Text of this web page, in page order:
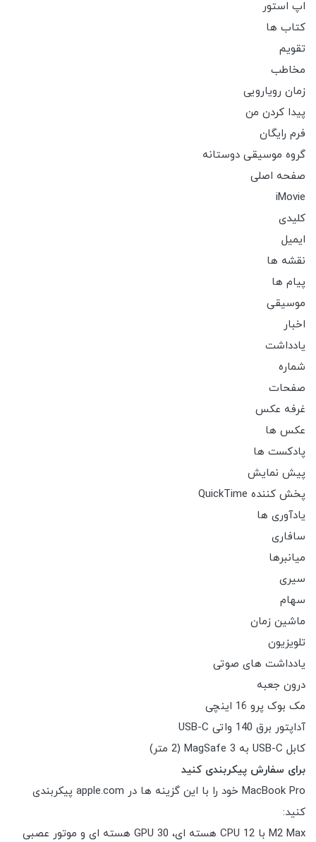
اپ استور
کتاب ها
تقویم
مخاطب
زمان رویارویی
پیدا کردن من
فرم رایگان
گروه موسیقی دوستانه
صفحه اصلی
iMovie
کلیدی
ایمیل
نقشه ها
پیام ها
موسیقی
اخبار
یادداشت
شماره
صفحات
غرفه عکس
عکس ها
پادکست ها
پیش نمایش
پخش کننده QuickTime
یادآوری ها
سافاری
میانبرها
سیری
سهام
ماشین زمان
تلویزیون
یادداشت های صوتی
درون جعبه
مک بوک پرو 16 اینچی
آداپتور برق 140 واتی USB-C
کابل USB-C به MagSafe 3 (2 متر)
برای سفارش پیکربندی کنید
MacBook Pro خود را با این گزینه ها در apple.com پیکربندی
کنید:
M2 Max با CPU 12 هسته ای، GPU 30 هسته ای و موتور عصبی